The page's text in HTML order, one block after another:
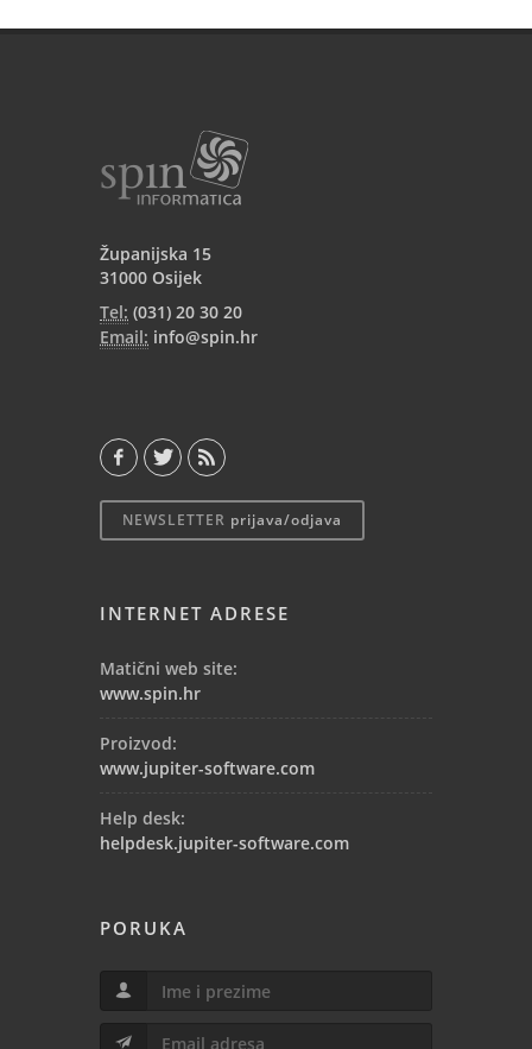
Županijska 15
31000 Osijek
Tel: (031) 20 30 20
Email: info@spin.hr
NEWSLETTER prijava/odjava
INTERNET ADRESE
Matični web site:
www.spin.hr
Proizvod:
www.jupiter-software.com
Help desk:
helpdesk.jupiter-software.com
PORUKA